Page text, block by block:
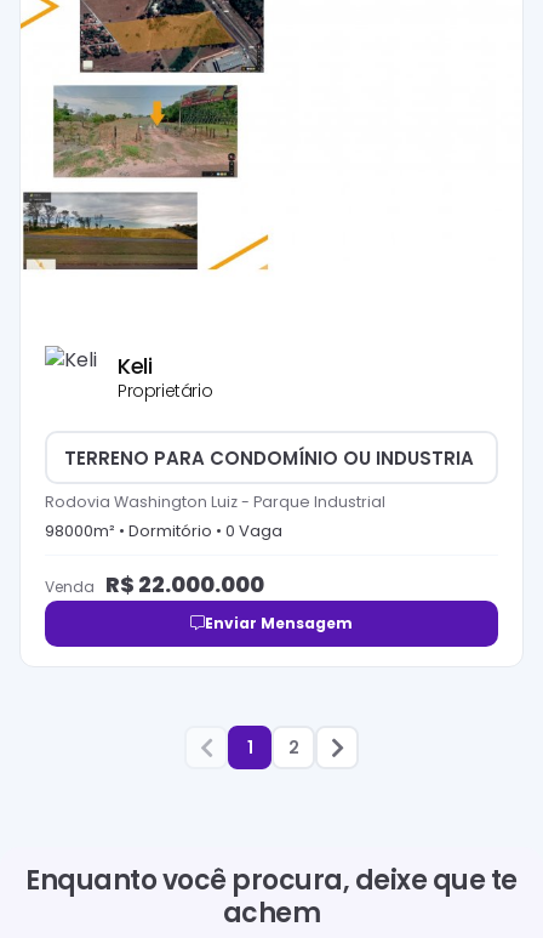
Keli
Proprietário
TERRENO PARA CONDOMÍNIO OU INDUSTRIA
Rodovia Washington Luiz- Parque Industrial
98000m² • Dormitório • 0 Vaga
Venda R$ 22.000.000
Enviar Mensagem
1 2
Enquanto você procura, deixe que te
achem